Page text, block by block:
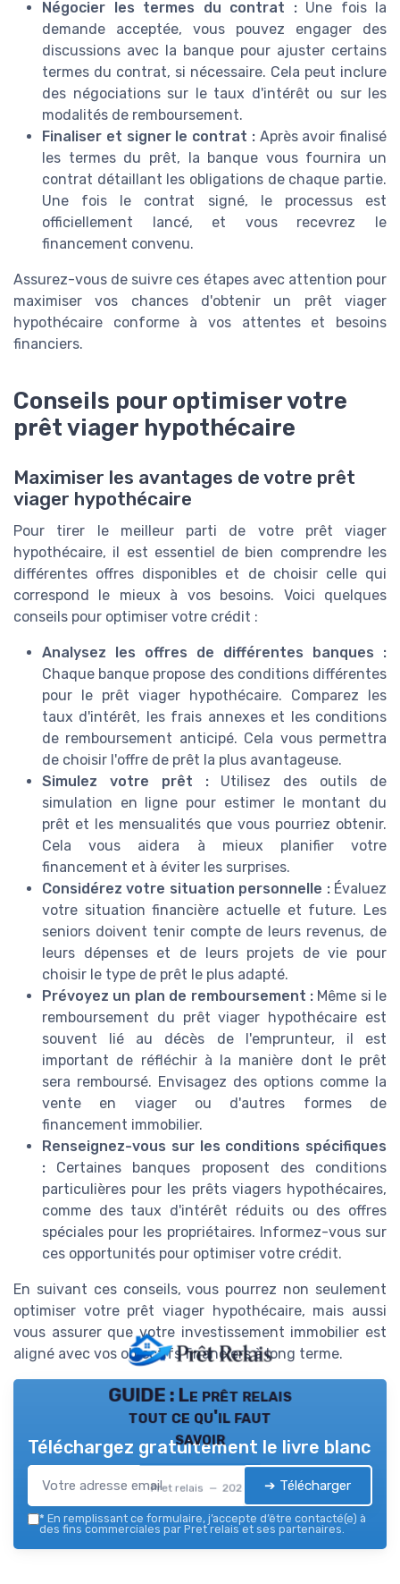
Négocier les termes du contrat :Une fois la
demande acceptée, vous pouvez engager des
discussions avec la banque pour ajuster certains
termes du contrat, si nécessaire. Cela peut inclure
des négociations sur le taux d'intérêt ou sur les
modalités de remboursement.
Finaliser et signer le contrat :Après avoir finalisé
les termes du prêt, la banque vous fournira un
contrat détaillant les obligations de chaque partie.
Une fois le contrat signé, le processus est
officiellement lancé, et vous recevrez le
financement convenu.
Assurez-vous de suivre ces étapes avec attention pour
maximiser vos chances d'obtenir un prêt viager
hypothécaire conforme à vos attentes et besoins
financiers.
Conseils pour optimiser votre
prêt viager hypothécaire
Maximiser les avantages de votre prêt
viager hypothécaire
Pour tirer le meilleur parti de votre prêt viager
hypothécaire, il est essentiel de bien comprendre les
différentes offres disponibles et de choisir celle qui
correspond le mieux à vos besoins. Voici quelques
conseils pour optimiser votre crédit :
Analysez les offres de différentes banques :
Chaque banque propose des conditions différentes
pour le prêt viager hypothécaire. Comparez les
taux d'intérêt, les frais annexes et les conditions
de remboursement anticipé. Cela vous permettra
de choisir l'offre de prêt la plus avantageuse.
Simulez votre prêt :Utilisez des outils de
simulation en ligne pour estimer le montant du
prêt et les mensualités que vous pourriez obtenir.
Cela vous aidera à mieux planifier votre
financement et à éviter les surprises.
Considérez votre situation personnelle :Évaluez
votre situation financière actuelle et future. Les
seniors doivent tenir compte de leurs revenus, de
leurs dépenses et de leurs projets de vie pour
choisir le type de prêt le plus adapté.
Prévoyez un plan de remboursement :Même si le
remboursement du prêt viager hypothécaire est
souvent lié au décès de l'emprunteur, il est
important de réfléchir à la manière dont le prêt
sera remboursé. Envisagez des options comme la
vente en viager ou d'autres formes de
financement immobilier.
Renseignez-vous sur les conditions spécifiques
: Certaines banques proposent des conditions
particulières pour les prêts viagers hypothécaires,
comme des taux d'intérêt réduits ou des offres
spéciales pour les propriétaires. Informez-vous sur
ces opportunités pour optimiser votre crédit.
En suivant ces conseils, vous pourrez non seulement
optimiser votre prêt viager hypothécaire, mais aussi
vous assurer que votre investissement immobilier est
aligné avec vos objectifs financiers à long terme.
GUIDE : Le prêt relais
tout ce qu'il faut
savoir
Pret relais — 2026
Téléchargez gratuitement le livre blanc
➔ Télécharger
* En remplissant ce formulaire, j’accepte d’être contacté(e) à
des fins commerciales par Pret relais et ses partenaires.